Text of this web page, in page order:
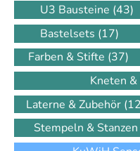
U3 Bausteine (43)
Bastelsets (17)
Farben & Stifte (37)
Kneten
Laterne & Zubehör
Stempeln & Stanzen